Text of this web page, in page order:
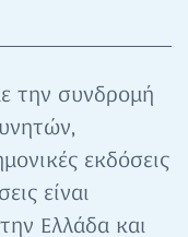
την συνδρομή
εκδόσεις
είναι
Ελλάδα και